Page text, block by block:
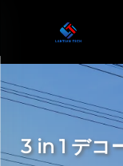
3 in 1 デコ